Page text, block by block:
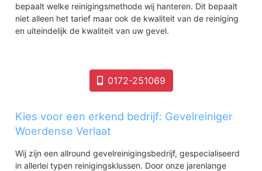
bepaalt welke reinigingsmethode wij hanteren. Dit bepaalt
niet alleen het tarief maar ook de kwaliteit van de reiniging
en uiteindelijk de kwaliteit van uw gevel.
0172-251069
Kies voor een erkend bedrijf: Gevelreiniger
Woerdense Verlaat
Wij zijn een allround gevelreinigingsbedrijf, gespecialiseerd
in allerlei typen reinigingsklussen. Door onze jarenlange